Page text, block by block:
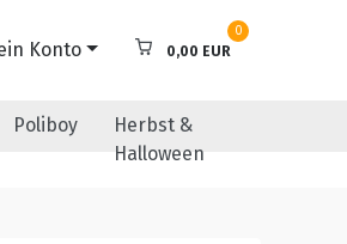
Konto
0
0,00 EUR
Poliboy
Herbst &
Halloween